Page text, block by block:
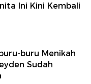
Ini Kini Kembali
buru Menikah
Sudah